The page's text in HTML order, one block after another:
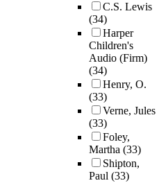
C.S. Lewis
(34)
Harper
Children's
Audio (Firm)
(34)
Henry, O.
(33)
Verne, Jules
(33)
Foley,
Martha (33)
Shipton,
Paul (33)